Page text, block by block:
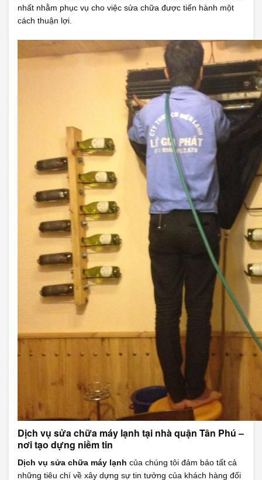
nhất nhằm phục vụ cho việc sửa chữa được tiến hành một
cách thuận lợi.
Dịch vụ sửa chữa máy lạnh tại nhà quận Tân Phú –
nơi tạo dựng niềm tin
Dịch vụ sửa chữa máy lạnh của chúng tôi đảm bảo tất cả
những tiêu chí về xây dựng sự tin tưởng của khách hàng đối